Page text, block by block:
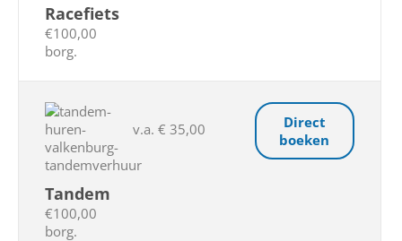
Racefiets
€100,00
borg.
Tandem
€100,00
borg.
v.a. € 35,00
Direct
boeken